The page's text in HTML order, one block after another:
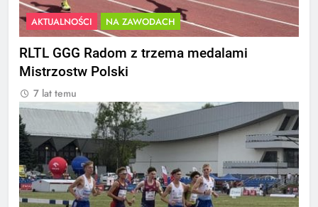
AKTUALNOŚCI NA ZAWODACH
RLTL GGG Radom z trzema medalami
Mistrzostw Polski
7 lat temu